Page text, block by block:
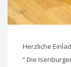
Herzliche
“ Die